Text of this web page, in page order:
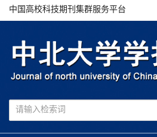
中国高校科技期刊集群服务平台